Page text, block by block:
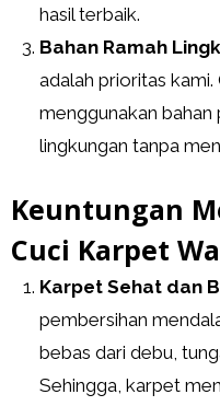
hasil terbaik.
Bahan Ramah
adalah prioritas kami.
menggunakan
lingkungan tanpa
Keuntungan
Cuci Karpet
Karpet Sehat dan
pembersihan
bebas dari debu,
Sehingga, karpet